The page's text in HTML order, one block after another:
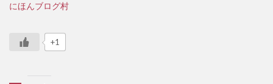
にほんブログ村
+1